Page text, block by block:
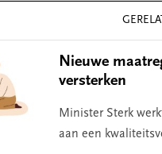
Nieuwe
versterken
Minister Sterk
aan een
‘Persoonlijk
begint bij zelfkennis’